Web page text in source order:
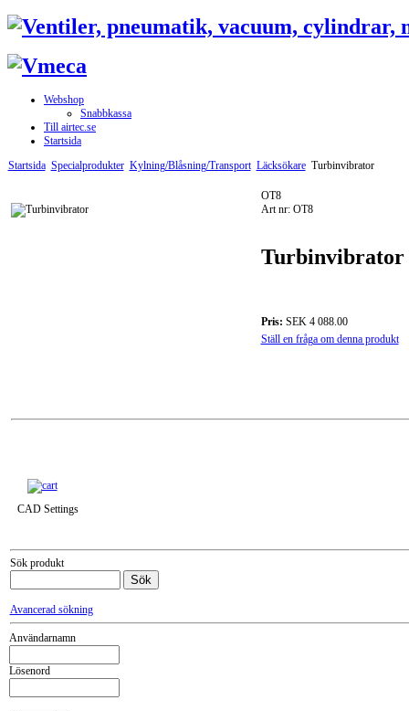
Webshop
Snabbkassa
Till airtec.se
Startsida
Startsida Specialprodukter Kylning/Blåsning/Transport Läcksökare Turbinvibrator
OT8
Art nr: OT8
Turbinvibrator
Pris: SEK 4 088.00
Ställ en fråga om denna produkt
CAD Settings
Sök produkt
Avancerad sökning
Användarnamn
Lösenord